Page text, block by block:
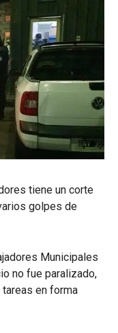
tiene un corte
golpes de
Municipales
no fue paralizado,
tareas en forma